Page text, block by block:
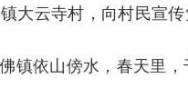
大云寺村，向村民宣传
镇依山傍水，春天里